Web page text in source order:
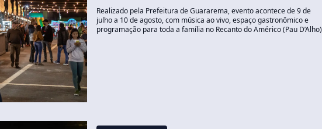
Realizado pela Prefeitura de Guararema, evento acontece de 9 de
julho a 10 de agosto, com música ao vivo, espaço gastronômico e
programação para toda a família no Recanto do Américo (Pau D’Alho)